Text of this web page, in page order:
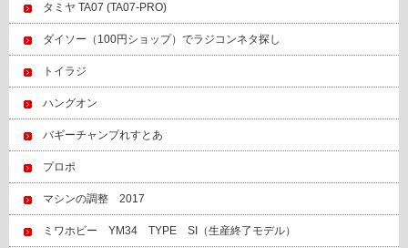
タミヤ TA07 (TA07-PRO)
ダイソー（100円ショップ）でラジコンネタ探し
トイラジ
ハングオン
バギーチャンプれすとあ
プロポ
マシンの調整 2017
ミワホビー YM34 TYPE SI（生産終了モデル）